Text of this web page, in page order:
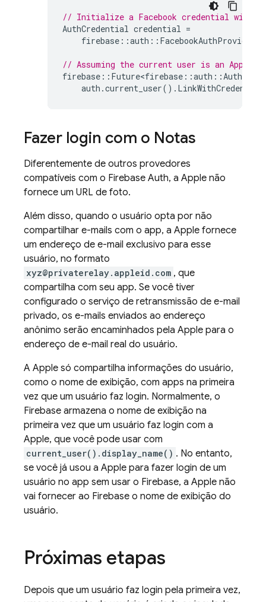
// Initialize a Facebook credential with a
AuthCredential credential =
firebase ::auth :: FacebookAuthProvider
// Assuming the current user is an Apple
firebase :: Future<firebase ::auth ::
auth .current_user(). LinkWithCredential
Fazer login com o Notas
Diferentemente de outros provedores
compatíveis com o Firebase Auth, a Apple não
fornece um URL de foto.
Além disso, quando o usuário opta por não
compartilhar e-mails com o app, a Apple fornece
um endereço de e-mail exclusivo para esse
usuário, no formato
xyz@privaterelay.appleid.com , que
compartilha com seu app. Se você tiver
configurado o serviço de retransmissão de e-mail
privado, os e-mails enviados ao endereço
anônimo serão encaminhados pela Apple para o
endereço de e-mail real do usuário.
A Apple só compartilha informações do usuário,
como o nome de exibição, com apps na primeira
vez que um usuário faz login. Normalmente, o
Firebase armazena o nome de exibição na
primeira vez que um usuário faz login com a
Apple, que você pode usar com
current_user().display_name() . No entanto,
se você já usou a Apple para fazer login de um
usuário no app sem usar o Firebase, a Apple não
vai fornecer ao Firebase o nome de exibição do
usuário.
Próximas etapas
Depois que um usuário faz login pela primeira vez,